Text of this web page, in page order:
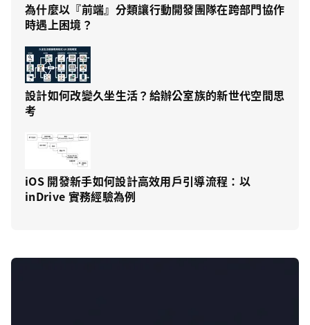
為什麼以『前端』分類讓行動開發團隊在跨部門協作
時遇上困境？
設計如何改變久坐生活？給辦公室族的新世代空間思
考
iOS 開發新手如何設計高效用戶引導流程：以
inDrive 實務經驗為例